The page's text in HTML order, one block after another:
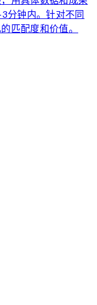
分钟内。针对不同
匹配度和价值。